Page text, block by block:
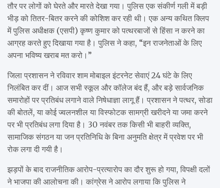
तौर पर लोगों को घेरते और मारते देखा गया। पुलिस एक संकीर्ण गली में बड़ी
भीड़ को तितर-बितर करने की कोशिश कर रही थी। एक अन्य कथित क्लिप
में पुलिस अधीक्षक (एसपी) कृष्ण कुमार को पत्थरबाजों से हिंसा न करने का
आग्रह करते हुए दिखाया गया है। पुलिस ने कहा, “इन राजनेताओं के लिए
अपना भविष्य खराब मत करो।”
जिला प्रशासन ने रविवार शाम मोबाइल इंटरनेट सेवाएं 24 घंटे के लिए
निलंबित कर दीं। आज सभी स्कूल और कॉलेज बंद हैं, और बड़े सार्वजनिक
समारोहों पर प्रतिबंध लगाने वाले निषेधाज्ञा लागू हैं। प्रशासन ने पत्थर, सोडा
की बोतलें, या कोई ज्वलनशील या विस्फोटक सामग्री खरीदने या जमा करने
पर भी प्रतिबंध लगा दिया है। 30 नवंबर तक किसी भी बाहरी व्यक्ति,
सामाजिक संगठन या जन प्रतिनिधि के बिना अनुमति क्षेत्र में प्रवेश पर भी
रोक लगा दी गयी है।
झड़पों के बाद राजनीतिक आरोप-प्रत्यारोप का दौर शुरू हो गया, विपक्षी दलों
ने भाजपा की आलोचना की। कांग्रेस ने आरोप लगाया कि पुलिस ने